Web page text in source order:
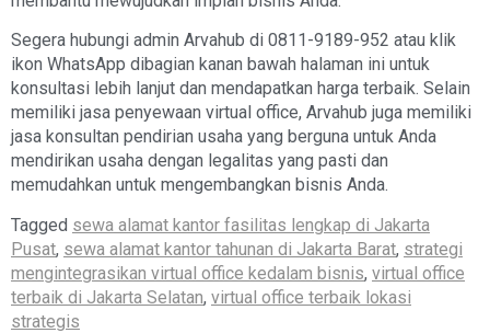
Segera hubungi admin Arvahub di 0811-9189-952 atau klik
ikon WhatsApp dibagian kanan bawah halaman ini untuk
konsultasi lebih lanjut dan mendapatkan harga terbaik. Selain
memiliki jasa penyewaan virtual office, Arvahub juga memiliki
jasa konsultan pendirian usaha yang berguna untuk Anda
mendirikan usaha dengan legalitas yang pasti dan
memudahkan untuk mengembangkan bisnis Anda.
Tagged sewa alamat kantor fasilitas lengkap di Jakarta
Pusat, sewa alamat kantor tahunan di Jakarta Barat, strategi
mengintegrasikan virtual office kedalam bisnis, virtual office
terbaik di Jakarta Selatan, virtual office terbaik lokasi
strategis